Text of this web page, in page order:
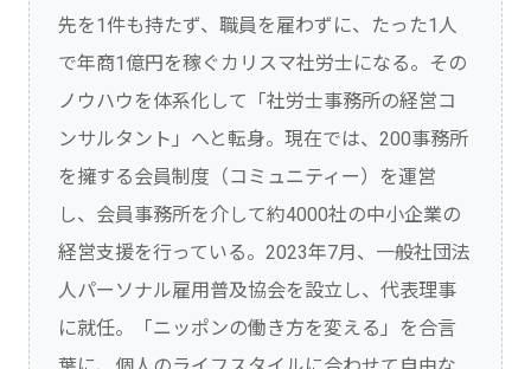
先を1件も持たず、職員を雇わずに、たった1人
で年商1億円を稼ぐカリスマ社労士になる。その
ノウハウを体系化して「社労士事務所の経営コ
ンサルタント」へと転身。現在では、200事務所
を擁する会員制度（コミュニティー）を運営
し、会員事務所を介して約4000社の中小企業の
経営支援を行っている。2023年7月、一般社団法
人パーソナル雇用普及協会を設立し、代表理事
に就任。「ニッポンの働き方を変える」を合言